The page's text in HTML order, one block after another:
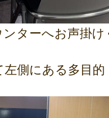
ターへお声掛け
側にある多目